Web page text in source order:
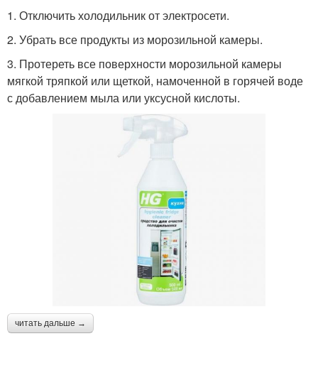
1. Отключить холодильник от электросети.
2. Убрать все продукты из морозильной камеры.
3. Протереть все поверхности морозильной камеры
мягкой тряпкой или щеткой, намоченной в горячей воде
с добавлением мыла или уксусной кислоты.
читать дальше →